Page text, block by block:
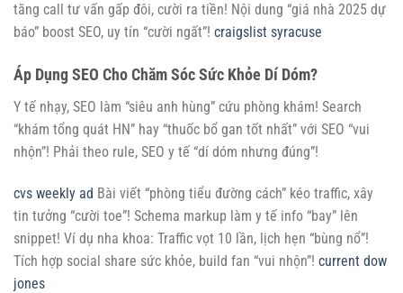
tăng call tư vấn gấp đôi, cười ra tiền! Nội dung “giá nhà 2025 dự
báo” boost SEO, uy tín “cười ngất”! craigslist syracuse
Áp Dụng SEO Cho Chăm Sóc Sức Khỏe Dí Dóm?
Y tế nhạy, SEO làm “siêu anh hùng” cứu phòng khám! Search
“khám tổng quát HN” hay “thuốc bổ gan tốt nhất” với SEO “vui
nhộn”! Phải theo rule, SEO y tế “dí dóm nhưng đúng”!
cvs weekly ad Bài viết “phòng tiểu đường cách” kéo traffic, xây
tin tưởng “cười toe”! Schema markup làm y tế info “bay” lên
snippet! Ví dụ nha khoa: Traffic vọt 10 lần, lịch hẹn “bùng nổ”!
Tích hợp social share sức khỏe, build fan “vui nhộn”! current dow
jones